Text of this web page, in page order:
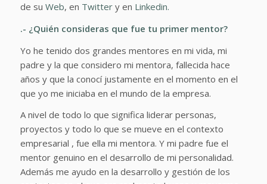
de su Web, en Twittery en Linkedin.
.- ¿Quién consideras que fue tu primer mentor?
Yo he tenido dos grandes mentores en mi vida, mi
padre y la que considero mi mentora, fallecida hace
años y que la conocí justamente en el momento en el
que yo me iniciaba en el mundo de la empresa.
A nivel de todo lo que significa liderar personas,
proyectos y todo lo que se mueve en el contexto
empresarial , fue ella mi mentora. Y mi padre fue el
mentor genuino en el desarrollo de mi personalidad.
Además me ayudo en la desarrollo y gestión de los